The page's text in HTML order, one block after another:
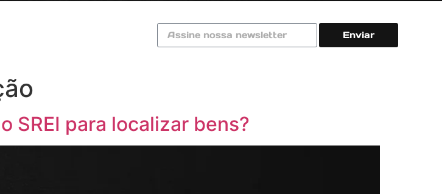
Enviar
SREI para localizar bens?